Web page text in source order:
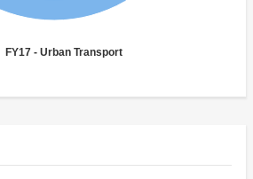
FY17 - Urban Transport